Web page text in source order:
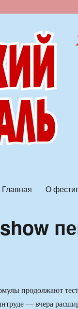
Главная О
продолжают
— вчера